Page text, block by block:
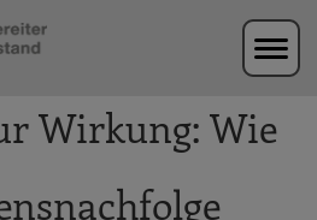
Wirkung: Wie